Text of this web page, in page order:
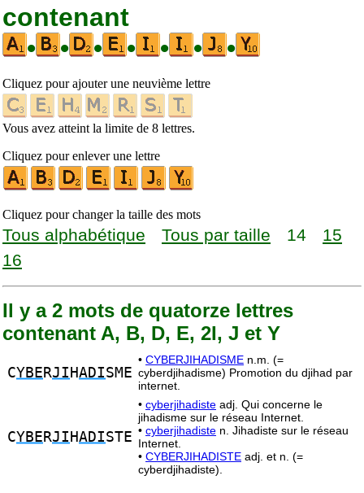
contenant
•
• • • • • •
Cliquez pour ajouter une neuvième lettre
Vous avez atteint la limite de 8 lettres.
Cliquez pour enlever une lettre
Cliquez pour changer la taille des mots
Tous alphabétique Tous par taille 14
15
16
Il y a 2 mots de quatorze lettres
contenant A, B, D, E, 2I, J et Y
CYBE RJI HADISME
• CYBERJIHADISME n.m. (=
cyberdjihadisme) Promotion du djihad par
internet.
CYBE RJI HADISTE
• cyberjihadiste adj. Qui concerne le
jihadisme sur le réseau Internet.
• cyberjihadiste n. Jihadiste sur le réseau
Internet.
• CYBERJIHADISTE adj. et n. (=
cyberdjihadiste).